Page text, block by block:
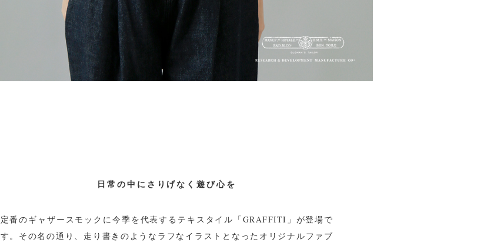
日常の中にさりげなく遊び心を
定番のギャザースモックに今季を代表するテキスタイル「GRAFFITI」が登場で
す。その名の通り、走り書きのようなラフなイラストとなったオリジナルファブ